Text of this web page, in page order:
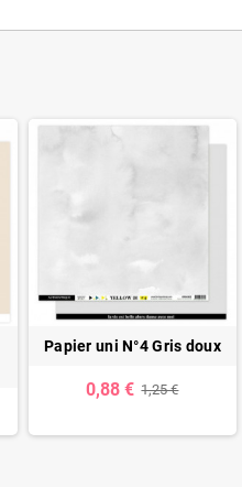
Papier uni N°4 Gris doux
0,88 € 1,25 €